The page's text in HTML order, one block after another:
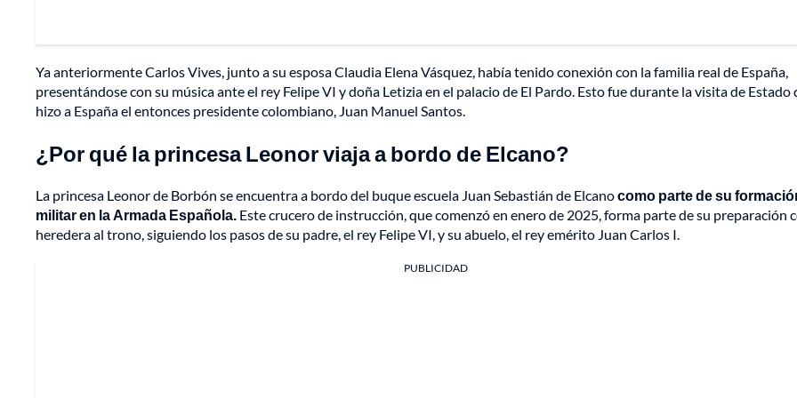
Ya anteriormente Carlos Vives, junto a su esposa Claudia Elena Vásquez, había tenido conexión con la familia real de España,
presentándose con su música ante el rey Felipe VI y doña Letizia en el palacio de El Pardo. Esto fue durante la visita de Estado
hizo a España el entonces presidente colombiano, Juan Manuel Santos.
¿Por qué la princesa Leonor viaja a bordo de Elcano?
La princesa Leonor de Borbón se encuentra a bordo del buque escuela Juan Sebastián de Elcanocomo parte de su
militar en la Armada Española. Este crucero de instrucción, que comenzó en enero de 2025, forma parte de su preparación
heredera al trono, siguiendo los pasos de su padre, el rey Felipe VI, y su abuelo, el rey emérito Juan Carlos I.
PUBLICIDAD